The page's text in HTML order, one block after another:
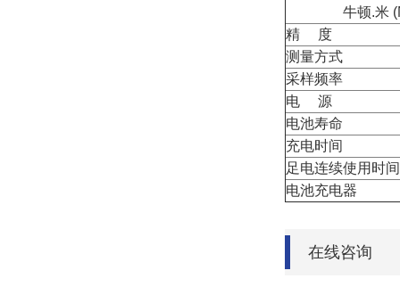
牛顿.米
精 度
测量方式
采样频率
电 源
电池寿命
充电时间
足电连续使用时间
电池充电器
在线咨询